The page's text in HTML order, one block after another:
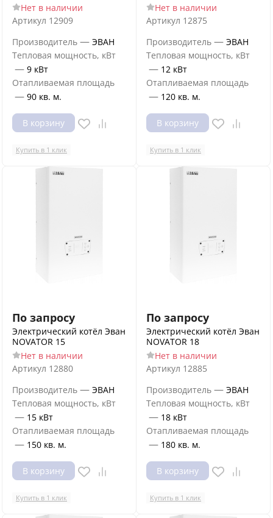
Нет в наличии
Артикул 12909
Производитель — ЭВАН
Тепловая мощность, кВт
— 9 кВт
Отапливаемая площадь
— 90 кв. м.
В корзину
Купить в 1 клик
Нет в наличии
Артикул 12875
Производитель — ЭВАН
Тепловая мощность, кВт
— 12 кВт
Отапливаемая площадь
— 120 кв. м.
В корзину
Купить в 1 клик
По запросу
Электрический котёл Эван
NOVATOR 15
Нет в наличии
Артикул 12880
Производитель — ЭВАН
Тепловая мощность, кВт
— 15 кВт
Отапливаемая площадь
— 150 кв. м.
В корзину
Купить в 1 клик
По запросу
Электрический котёл Эван
NOVATOR 18
Нет в наличии
Артикул 12885
Производитель — ЭВАН
Тепловая мощность, кВт
— 18 кВт
Отапливаемая площадь
— 180 кв. м.
В корзину
Купить в 1 клик